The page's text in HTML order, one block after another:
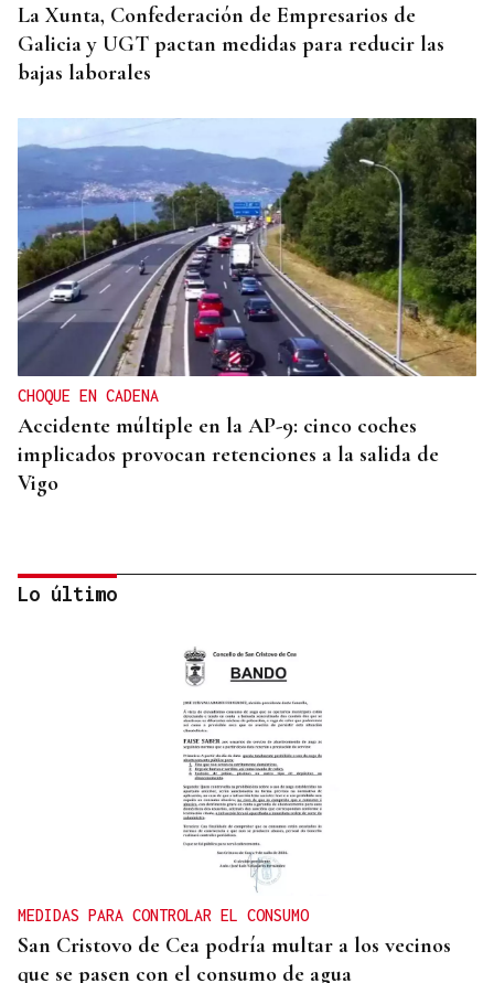
La Xunta, Confederación de Empresarios de
Galicia y UGT pactan medidas para reducir las
bajas laborales
CHOQUE EN CADENA
Accidente múltiple en la AP-9: cinco coches
implicados provocan retenciones a la salida de
Vigo
INCUMPLIMIENTO LEGAL
Turismo veta la “Ruta del Narcotráfico” de
Laureano Oubiña por no cumplir con la Ley de
Lo último
MEDIDAS PARA CONTROLAR EL CONSUMO
San Cristovo de Cea podría multar a los vecinos
que se pasen con el consumo de agua